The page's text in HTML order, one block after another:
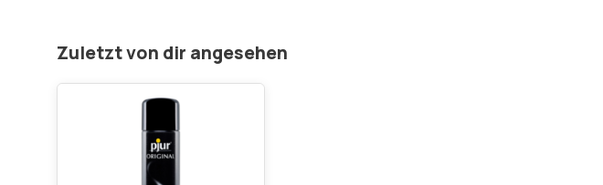
Zuletzt von dir angesehen